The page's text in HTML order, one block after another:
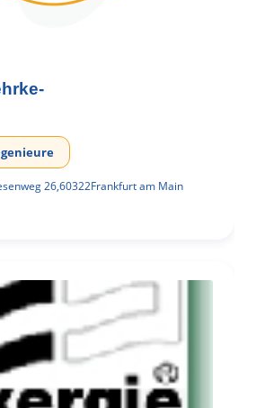
26,60322Frankfurt am Main